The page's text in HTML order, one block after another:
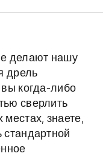
делают нашу
дрель
когда-либо
сверлить
местах, знаете,
стандартной